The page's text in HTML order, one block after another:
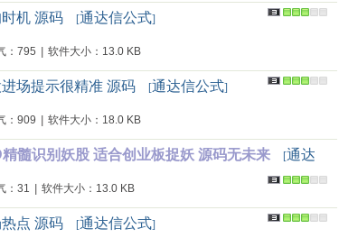
机 源码 [通达信公式]
：795 软件大小：13.0 KB
场提示很精准 源码 [通达信公式]
：909 软件大小：18.0 KB
髓识别妖股 适合创业板捉妖 源码无未来 [通达
：31 软件大小：13.0 KB
点 源码 [通达信公式]